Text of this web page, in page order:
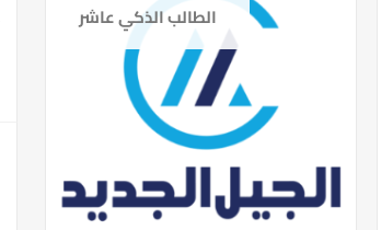
الطالب الذكي عاشر